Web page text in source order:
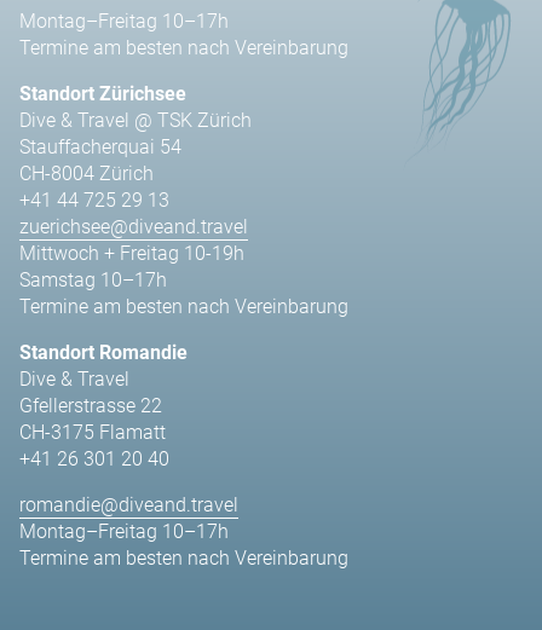
Montag–Freitag 10–17h
Termine am besten nach Vereinbarung
Standort Zürichsee
Dive & Travel @ TSK Zürich
Stauffacherquai 54
CH-8004 Zürich
+41 44 725 29 13
zuerichsee@diveand.travel
Mittwoch + Freitag 10-19h
Samstag 10–17h
Termine am besten nach Vereinbarung
Standort Romandie
Dive & Travel
Gfellerstrasse 22
CH-3175 Flamatt
+41 26 301 20 40
romandie@diveand.travel
Montag–Freitag 10–17h
Termine am besten nach Vereinbarung